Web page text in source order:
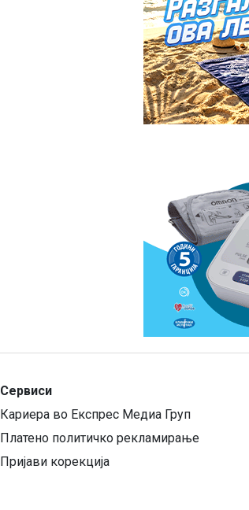
Сервиси
Кариера во Експрес Медиа Груп
Платено политичко рекламирање
Пријави корекција